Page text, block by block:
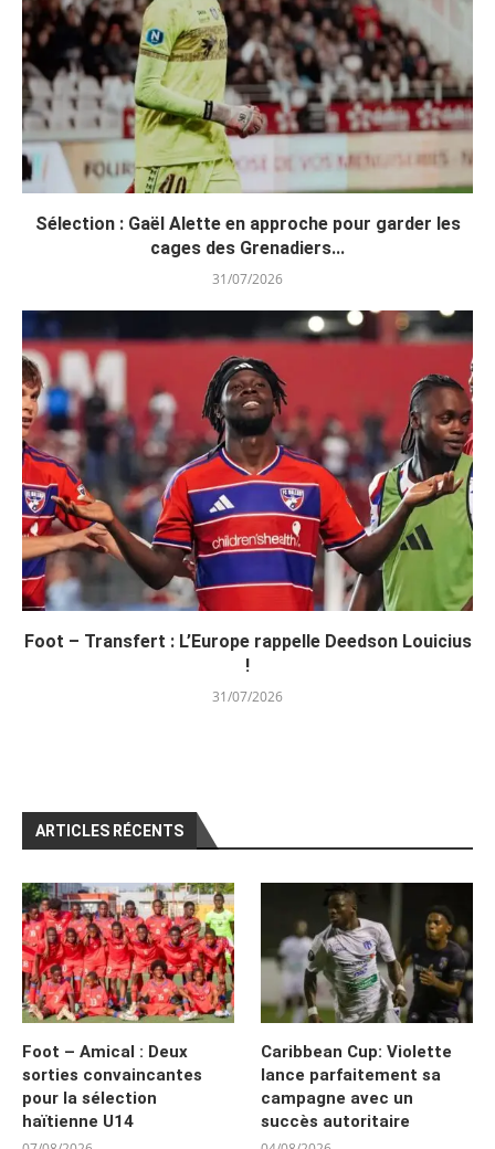
Sélection : Gaël Alette en approche pour garder les
cages des Grenadiers...
31/07/2026
Foot – Transfert : L’Europe rappelle Deedson Louicius
!
31/07/2026
ARTICLES RÉCENTS
Foot – Amical : Deux
sorties convaincantes
pour la sélection
haïtienne U14
Caribbean Cup: Violette
lance parfaitement sa
campagne avec un
succès autoritaire